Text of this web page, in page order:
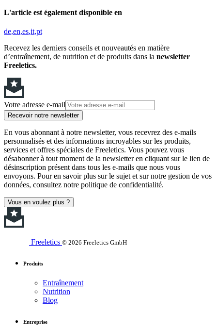
L'article est également disponible en
de en es it pt
Recevez les derniers conseils et nouveautés en matière
d’entraînement, de nutrition et de produits dans la newsletter
Freeletics.
Votre adresse e-mail
Recevoir notre newsletter
En vous abonnant à notre newsletter, vous recevrez des e-mails
personnalisés et des informations incroyables sur les produits,
services et offres spéciales de Freeletics. Vous pouvez vous
désabonner à tout moment de la newsletter en cliquant sur le lien de
désinscription présent dans tous les e-mails que nous vous
envoyons. Pour en savoir plus sur le sujet et sur notre gestion de vos
données, consultez notre politique de confidentialité.
Vous en voulez plus ?
Freeletics © 2026 Freeletics GmbH
Produits
Entraînement
Nutrition
Blog
Entreprise